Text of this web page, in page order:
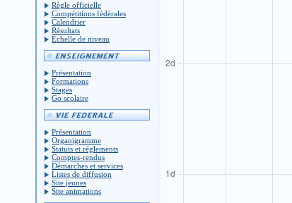
Règle officielle
Compétitions fédérales
Calendrier
Résultats
Échelle de niveau
Présentation
Formations
Stages
Go scolaire
Présentation
Organigramme
Statuts et réglements
Comptes-rendus
Démarches et services
Listes de diffusion
Site jeunes
Site animations